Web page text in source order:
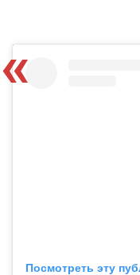
Посмотреть эту